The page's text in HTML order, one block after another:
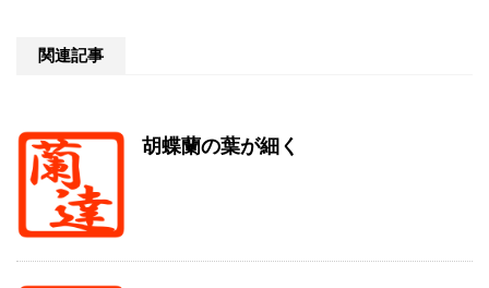
関連記事
胡蝶蘭の葉が細く